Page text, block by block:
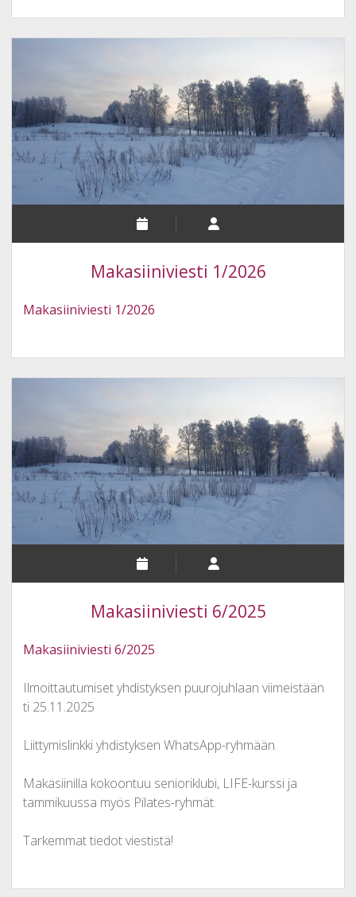
Makasiiniviesti 1/2026
Makasiiniviesti 1/2026
Makasiiniviesti 6/2025
Makasiiniviesti 6/2025
Ilmoittautumiset yhdistyksen puurojuhlaan viimeistään
ti 25.11.2025
Liittymislinkki yhdistyksen WhatsApp-ryhmään
Makasiinilla kokoontuu senioriklubi, LIFE-kurssi ja
tammikuussa myös Pilates-ryhmät.
Tarkemmat tiedot viestistä!